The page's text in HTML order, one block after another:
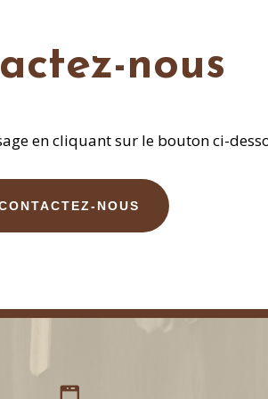
nous
en cliquant sur le bouton ci-
NOUS